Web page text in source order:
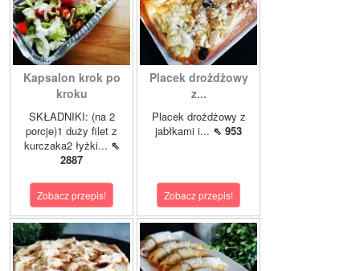
Kapsalon krok po
kroku
SKŁADNIKI: (na 2
porcje)1 duży filet z
kurczaka2 łyżki... ⇖
2887
Zobacz przepis!
Placek drożdżowy
z...
Placek drożdżowy z
jabłkami i... ⇖ 953
Zobacz przepis!